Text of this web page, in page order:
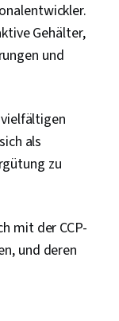
Gehälter,
und
als
zu
mit der CCP-
und deren